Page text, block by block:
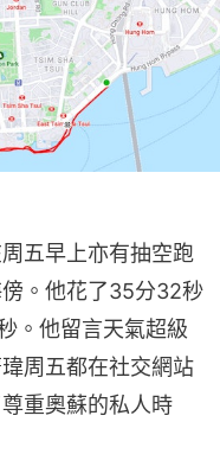
五早上亦有抽空跑
。他花了35分32秒
。他留言天氣超級
周五都在社交網站
重奧蘇的私人時